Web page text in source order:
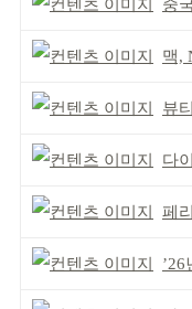
중국
맥,
뷰
다
페
’26